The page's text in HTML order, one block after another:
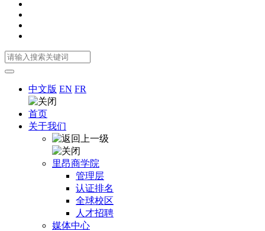
中文版 EN FR
首页
关于我们
里昂商学院
管理层
认证排名
全球校区
人才招聘
媒体中心